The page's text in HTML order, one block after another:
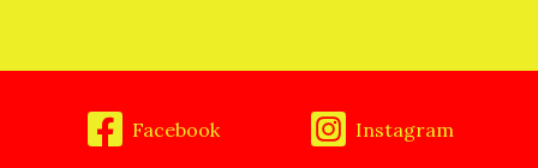
Facebook Instagram